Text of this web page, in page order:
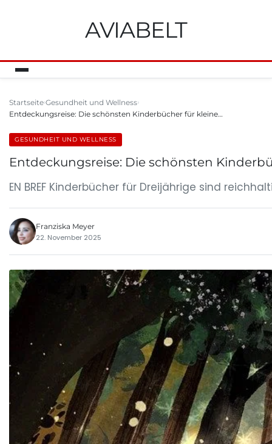
AVIABELT
Startseite Gesundheit und Wellness
Entdeckungsreise: Die schönsten Kinderbücher für kleine…
GESUNDHEIT UND WELLNESS
Entdeckungsreise: Die schönsten
EN BREF Kinderbücher für Dreijährige sind
Franziska Meyer
22. November 2025